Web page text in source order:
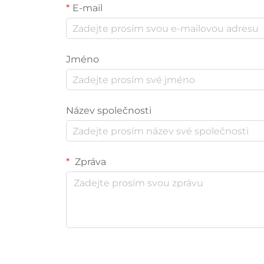
E-mail
Jméno
Název společnosti
Zpráva